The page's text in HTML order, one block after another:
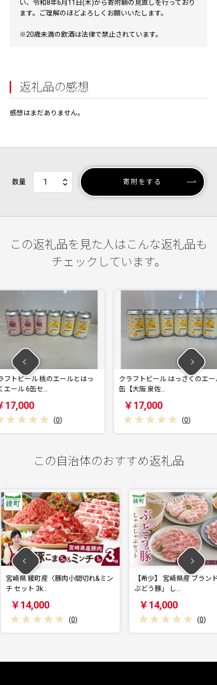
い、令和8年6月11日(木)から寄附額の見直しを行っており
ます。ご理解のほどよろしくお願いいたします。
※20歳未満の飲酒は法律で禁止されています。
返礼品の感想
感想はまだありません。
数量 寄附をする
この返礼品を見た人はこんな返礼品も
チェックしています。
ールとはっ
)
クラフトビール はっさくのエール 6
(0)
クラフ
この自治体のおすすめ返礼品
間切れ&ミン
【希少】 宮崎県産 ブランド豚 「綾
日時指